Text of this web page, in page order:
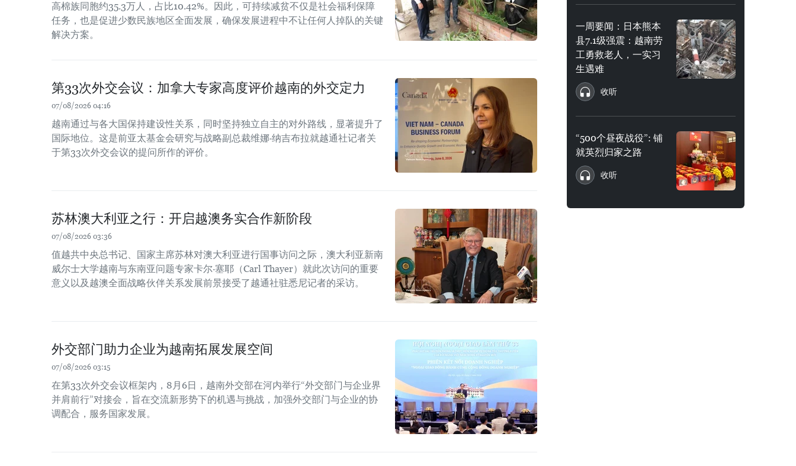
高棉族同胞约35.3万人，占比10.42%。因此，可持续减贫不仅是社会福利保障
任务，也是促进少数民族地区全面发展，确保发展进程中不让任何人掉队的关键
解决方案。
第33次外交会议：加拿大专家高度评价越南的外交定力
07/08/2026 04:16
越南通过与各大国保持建设性关系，同时坚持独立自主的对外路线，显著提升了
国际地位。这是前亚太基金会研究与战略副总裁维娜·纳吉布拉就越通社记者关
于第33次外交会议的提问所作的评价。
苏林澳大利亚之行：开启越澳务实合作新阶段
07/08/2026 03:36
值越共中央总书记、国家主席苏林对澳大利亚进行国事访问之际，澳大利亚新南
威尔士大学越南与东南亚问题专家卡尔·塞耶（Carl Thayer）就此次访问的重要
意义以及越澳全面战略伙伴关系发展前景接受了越通社驻悉尼记者的采访。
外交部门助力企业为越南拓展发展空间
07/08/2026 03:15
在第33次外交会议框架内，8月6日，越南外交部在河内举行“外交部门与企业界
并肩前行”对接会，旨在交流新形势下的机遇与挑战，加强外交部门与企业的协
调配合，服务国家发展。
一周要闻：日本熊本
县7.1级强震：越南劳
工勇救老人，一实习
生遇难
收听
“500个昼夜战役”: 铺
就英烈归家之路
收听